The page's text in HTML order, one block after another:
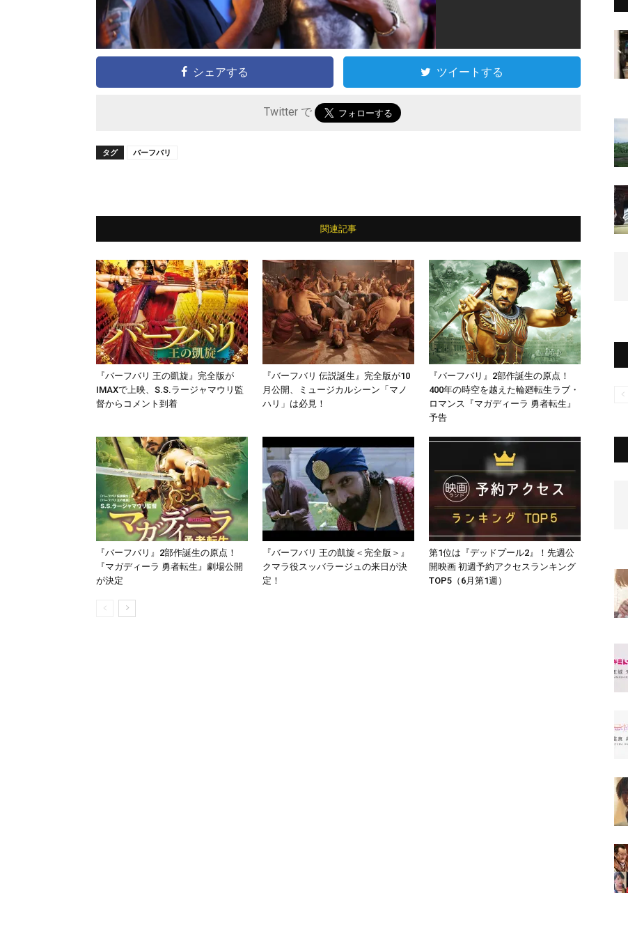
シェアする ツイートする
Twitter で
タグ バーフバリ
関連記事
『バーフバリ 王の凱旋』完全版が
IMAXで上映、S.S.ラージャマウリ監
督からコメント到着
『バーフバリ 伝説誕生』完全版が10
月公開、ミュージカルシーン「マノ
ハリ」は必見！
『バーフバリ』2部作誕生の原点！
400年の時空を越えた輪廻転生ラブ・
ロマンス『マガディーラ 勇者転生』
予告
『バーフバリ』2部作誕生の原点！
『マガディーラ 勇者転生』劇場公開
が決定
『バーフバリ 王の凱旋＜完全版＞』
クマラ役スッバラージュの来日が決
定！
第1位は『デッドプール2』！先週公
開映画 初週予約アクセスランキング
TOP5（6月第1週）